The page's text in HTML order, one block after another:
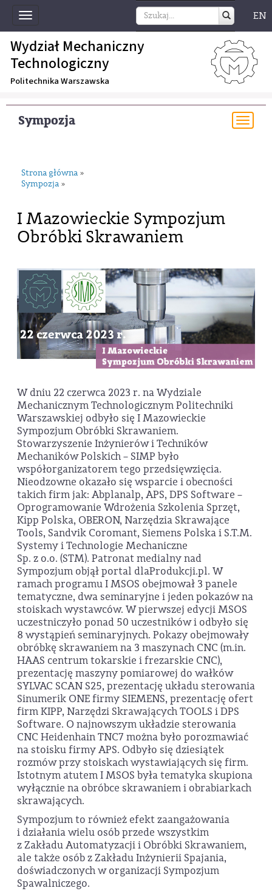
Toggle
navigation
EN
Wydział Mechaniczny
Technologiczny
Politechnika Warszawska
Sympozja
Strona główna »
Sympozja »
I Mazowieckie Sympozjum
Obróbki Skrawaniem
W dniu 22 czerwca 2023 r. na Wydziale
Mechanicznym Technologicznym Politechniki
Warszawskiej odbyło się I Mazowieckie
Sympozjum Obróbki Skrawaniem.
Stowarzyszenie Inżynierów i Techników
Mechaników Polskich – SIMP było
współorganizatorem tego przedsięwzięcia.
Nieodzowne okazało się wsparcie i obecności
takich firm jak: Abplanalp, APS, DPS Software –
Oprogramowanie Wdrożenia Szkolenia Sprzęt,
Kipp Polska, OBERON, Narzędzia Skrawające
Tools, Sandvik Coromant, Siemens Polska i S.T.M.
Systemy i Technologie Mechaniczne
Sp. z o.o. (STM). Patronat medialny nad
Sympozjum objął portal dlaProdukcji.pl. W
ramach programu I MSOS obejmował 3 panele
tematyczne, dwa seminaryjne i jeden pokazów na
stoiskach wystawców. W pierwszej edycji MSOS
uczestniczyło ponad 50 uczestników i odbyło się
8 wystąpień seminaryjnych. Pokazy obejmowały
obróbkę skrawaniem na 3 maszynach CNC (m.in.
HAAS centrum tokarskie i frezarskie CNC),
prezentację maszyny pomiarowej do wałków
SYLVAC SCAN S25, prezentację układu sterowania
Sinumerik ONE firmy SIEMENS, prezentację ofert
firm KIPP, Narzędzi Skrawających TOOLS i DPS
Software. O najnowszym układzie sterowania
CNC Heidenhain TNC7 można było porozmawiać
na stoisku firmy APS. Odbyło się dziesiątek
rozmów przy stoiskach wystawiających się firm.
Istotnym atutem I MSOS była tematyka skupiona
wyłącznie na obróbce skrawaniem i obrabiarkach
skrawających.
Sympozjum to również efekt zaangażowania
i działania wielu osób przede wszystkim
z Zakładu Automatyzacji i Obróbki Skrawaniem,
ale także osób z Zakładu Inżynierii Spajania,
doświadczonych w organizacji Sympozjum
Spawalniczego.